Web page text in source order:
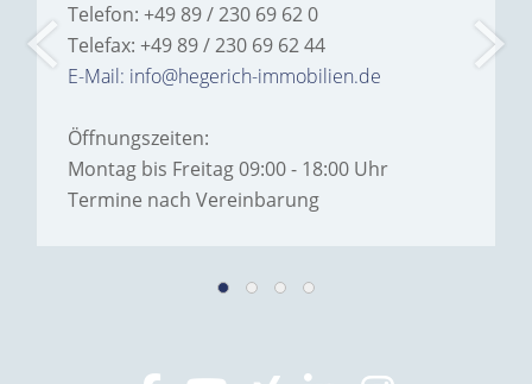
Telefon: +49 89 / 230 69 62 0
Telefax: +49 89 / 230 69 62 44
E-Mail: info@hegerich-immobilien.de
Öffnungszeiten:
Montag bis Freitag 09:00 - 18:00 Uhr
Termine nach Vereinbarung